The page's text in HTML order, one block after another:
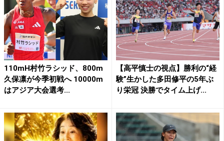
110mH村竹ラシッド、800m
久保凛が今季初戦へ 10000m
はアジア大会選考...
【高平慎士の視点】勝利の“経
験”生かした多田修平の5年ぶ
り栄冠 決勝でタイム上げ...